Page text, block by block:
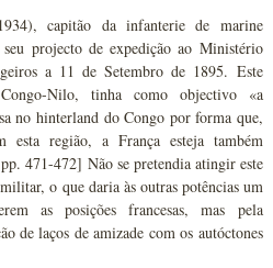
capitão da infanterie de marine
projecto de expedição ao Ministério
a 11 de Setembro de 1895. Este
Nilo, tinha como objectivo «a
no hinterland do Congo por forma que,
esta região, a França esteja também
471-472] Não se pretendia atingir este
o que daria às outras potências um
as posições francesas, mas pela
de laços de amizade com os autóctones